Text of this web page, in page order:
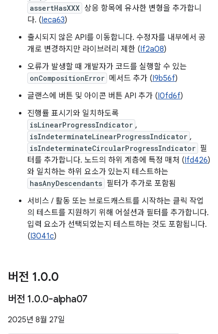
assertHasXXX 상응 항목에 유사한 변형을 추가합니
다. (Ieca63)
출시되지 않은 API를 이동합니다. 수정자를 내부에서 공
개로 변경하지만 라이브러리 제한 (If2a08)
오류가 발생할 때 개발자가 코드를 실행할 수 있는
onCompositionError 메서드 추가 (I9b56f)
글랜스에 버튼 및 아이콘 버튼 API 추가 (I0fd6f)
진행률 표시기와 일치하도록
isLinearProgressIndicator ,
isIndeterminateLinearProgressIndicator ,
isIndeterminateCircularProgressIndicator 필
터를 추가합니다. 노드의 하위 계층에 특정 매처 (Ifd426)
와 일치하는 하위 요소가 있는지 테스트하는
hasAnyDescendants 필터가 추가로 포함됨
서비스 / 활동 또는 브로드캐스트를 시작하는 클릭 작업
의 테스트를 지원하기 위해 어설션과 필터를 추가합니다.
입력 요소가 선택되었는지 테스트하는 것도 포함됩니다.
(I3041c)
버전 1.0.0
버전 1.0.0-alpha07
2025년 8월 27일